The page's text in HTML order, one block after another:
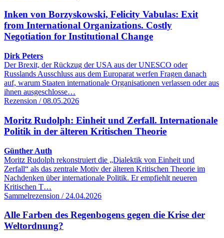
Inken von Borzyskowski, Felicity Vabulas: Exit
from International Organizations. Costly
Negotiation for Institutional Change
Dirk Peters
Der Brexit, der Rückzug der USA aus der UNESCO oder
Russlands Ausschluss aus dem Europarat werfen Fragen danach
auf, warum Staaten internationale Organisationen verlassen oder aus
ihnen ausgeschlosse…
Rezension / 08.05.2026
Moritz Rudolph: Einheit und Zerfall. Internationale
Politik in der älteren Kritischen Theorie
Günther Auth
Moritz Rudolph rekonstruiert die „Dialektik von Einheit und
Zerfall“ als das zentrale Motiv der älteren Kritischen Theorie im
Nachdenken über internationale Politik. Er empfiehlt neueren
Kritischen T…
Sammelrezension / 24.04.2026
Alle Farben des Regenbogens gegen die Krise der
Weltordnung?